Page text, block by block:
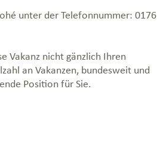
unter der Telefonnummer: 0176
Vakanz nicht gänzlich Ihren
an Vakanzen, bundesweit und
Position für Sie.